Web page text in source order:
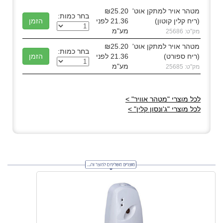
מטהר אויר למתקן אוט'
(ריח קלין קוטון)
מק"ט: 25686
₪25.20
21.36 לפני
מע"מ
בחר כמות:
מטהר אויר למתקן אוט'
(ריח ספורט)
מק"ט: 25685
₪25.20
21.36 לפני
מע"מ
בחר כמות:
לכל מוצרי "מטהר אוויר" >
לכל מוצרי "ג'ונסון קלין" >